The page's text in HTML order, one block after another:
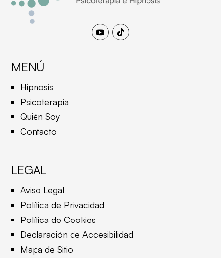
MENÚ
Hipnosis
Psicoterapia
Quién Soy
Contacto
LEGAL
Aviso Legal
Política de Privacidad
Política de Cookies
Declaración de Accesibilidad
Mapa de Sitio